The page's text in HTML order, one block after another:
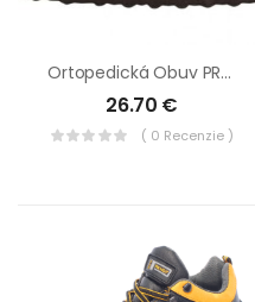
Ortopedická Obuv PROTETIKA T13 Svetlo-Béžová
26.70 €
( 0 Recenzie )